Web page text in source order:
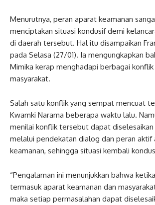
Menurutnya, peran aparat keamanan
menciptakan situasi kondusif demi
di daerah tersebut. Hal itu disampaikan
pada Selasa (27/01). Ia mengungkapkan
Mimika kerap menghadapi berbagai
masyarakat.
Salah satu konflik yang sempat mencuat
Kwamki Narama beberapa waktu lalu.
menilai konflik tersebut dapat
melalui pendekatan dialog dan peran aktif
keamanan, sehingga situasi kembali
“Pengalaman ini menunjukkan bahwa
termasuk aparat keamanan dan
maka setiap permasalahan dapat